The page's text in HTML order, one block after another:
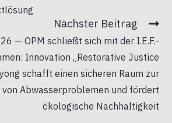
Nächster Beitrag
— OPM schließt sich mit der I.E.F.-
Innovation „Restorative Justice
schafft einen sicheren Raum zur
Abwasserproblemen und fördert
ökologische Nachhaltigkeit